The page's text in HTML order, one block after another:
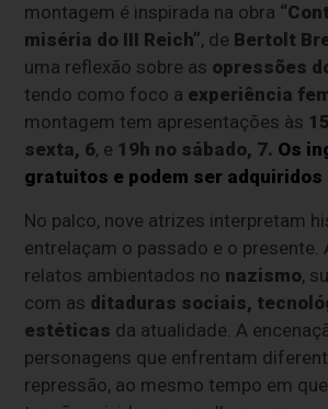
montagem é inspirada na obra
miséria do III Reich”, de Bertolt
uma reflexão sobre as opressões
tendo como foco a experiência
montagem tem apresentações às
sexta, 6, e 19h no sábado, 7. Os
gratuitos e podem ser adquiridos
No palco, nove atrizes interpretam
entrelaçam o passado e o presente.
relatos ambientados no nazismo,
com as ditaduras sociais,
estéticas da atualidade. A
personagens que enfrentam
repressão, ao mesmo tempo em